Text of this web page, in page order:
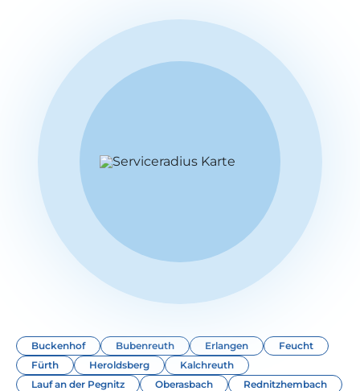
Buckenhof Bubenreuth Erlangen
Feucht
Fürth
Heroldsberg
Kalchreuth
Lauf an der Pegnitz
Oberasbach
Rednitzhembach